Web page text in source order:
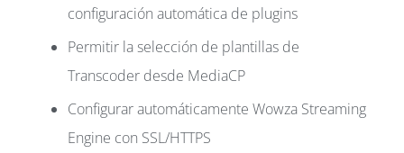
configuración automática de plugins
Permitir la selección de plantillas de
Transcoder desde MediaCP
Configurar automáticamente Wowza Streaming
Engine con SSL/HTTPS